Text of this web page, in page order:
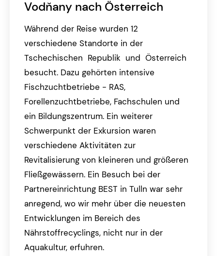
Vodňany nach Österreich
Während der Reise wurden 12
verschiedene Standorte in der
Tschechischen Republik und Österreich
besucht. Dazu gehörten intensive
Fischzuchtbetriebe - RAS,
Forellenzuchtbetriebe, Fachschulen und
ein Bildungszentrum. Ein weiterer
Schwerpunkt der Exkursion waren
verschiedene Aktivitäten zur
Revitalisierung von kleineren und größeren
Fließgewässern. Ein Besuch bei der
Partnereinrichtung BEST in Tulln war sehr
anregend, wo wir mehr über die neuesten
Entwicklungen im Bereich des
Nährstoffrecyclings, nicht nur in der
Aquakultur, erfuhren.